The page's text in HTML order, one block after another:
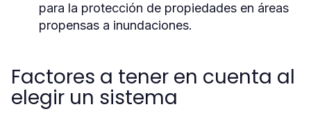
para la protección de propiedades en áreas
propensas a inundaciones.
Factores a tener en cuenta al
elegir un sistema